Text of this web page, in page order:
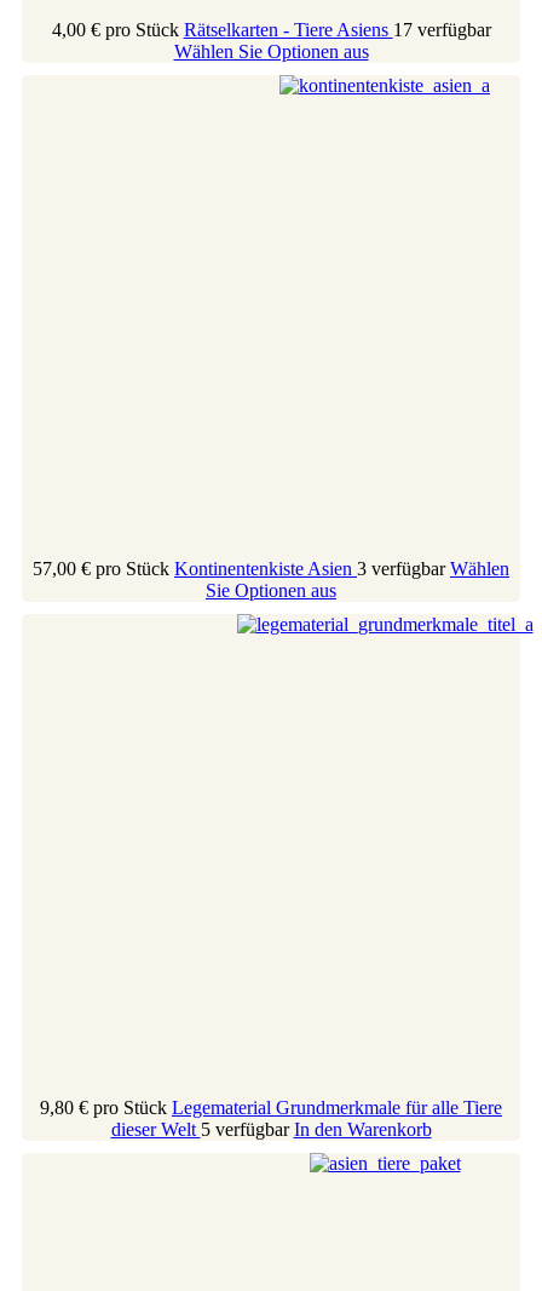
4,00 € pro Stück Rätselkarten - Tiere Asiens 17 verfügbar
Wählen Sie Optionen aus
57,00 € pro Stück Kontinentenkiste Asien 3 verfügbar Wählen
Sie Optionen aus
9,80 € pro Stück Legematerial Grundmerkmale für alle Tiere
dieser Welt 5 verfügbar In den Warenkorb